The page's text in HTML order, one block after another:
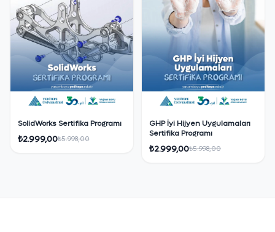
SolidWorks Sertifika Programı
₺2.999,00₺5.998,00
GHP İyi Hijyen Uygulamaları
Sertifika Programı
₺2.999,00₺5.998,00